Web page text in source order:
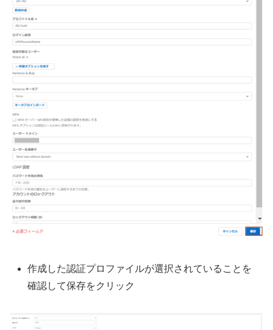
作成した認証プロファイルが選択されていることを
確認して保存をクリック